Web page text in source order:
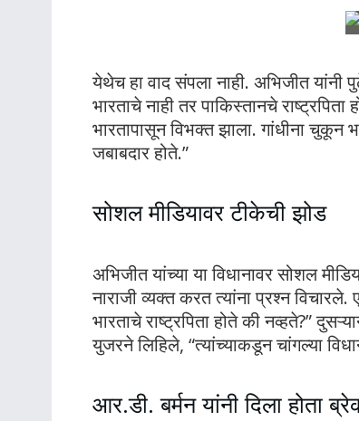
येथेच हा वाद संपला नाही. अभिजीत यांनी
भारताचे नाही तर पाकिस्तानचे
भारतापासून विभक्त झाला. गांधीना चुकून
जबाबदार होते.”
सोशल मीडियावर टीकेची झोड
अभिजीत यांच्या या विधानावर सोशल
नाराजी व्यक्त करत त्यांना प्रश्न
भारताचे राष्ट्रपिता होते की नव्हते?”
युजरने लिहिले, “त्यांच्याकडून चांगल्या
आर.डी. बर्मन यांनी दिला होता